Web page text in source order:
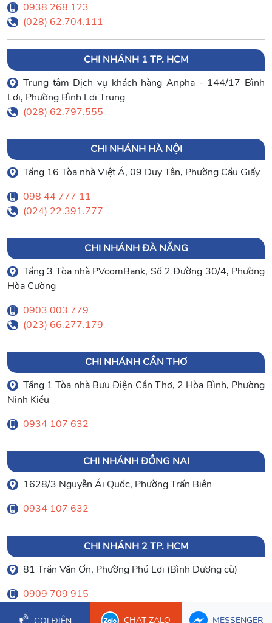
0938 268 123
(028) 62.704.111
CHI NHÁNH 1 TP. HCM
Trung tâm Dịch vụ khách hàng Anpha - 144/17 Bình
Lợi, Phường Bình Lợi Trung
(028) 62.797.555
CHI NHÁNH HÀ NỘI
Tầng 16 Tòa nhà Việt Á, 09 Duy Tân, Phường Cầu Giấy
098 44 777 11
(024) 22.391.777
CHI NHÁNH ĐÀ NẴNG
Tầng 3 Tòa nhà PVcomBank, Số 2 Đường 30/4, Phường
Hòa Cường
0903 003 779
(023) 66.277.179
CHI NHÁNH CẦN THƠ
Tầng 1 Tòa nhà Bưu Điện Cần Thơ, 2 Hòa Bình, Phường
Ninh Kiều
0934 107 632
CHI NHÁNH ĐỒNG NAI
1628/3 Nguyễn Ái Quốc, Phường Trấn Biên
0934 107 632
CHI NHÁNH 2 TP. HCM
81 Trần Văn Ơn, Phường Phú Lợi (Bình Dương cũ)
0909 709 915
CHAT ZALO MESSENGER